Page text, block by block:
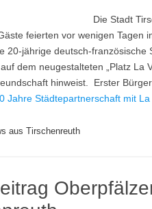
Die Stadt
feierten vor wenigen Tagen
20-jährige deutsch-
dem neugestalteten „Platz La
hinweist. Erster
Jahre Städtepartnerschaft mit
aus Tirschenreuth